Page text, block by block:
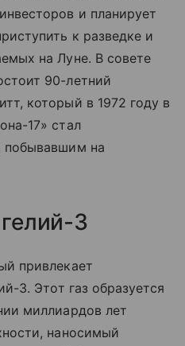
и планирует
к разведке и
на Луне. В совете
90-летний
который в 1972 году в
17» стал
побывавшим на
3
привлекает
3. Этот газ образуется
миллиардов лет
наносимый